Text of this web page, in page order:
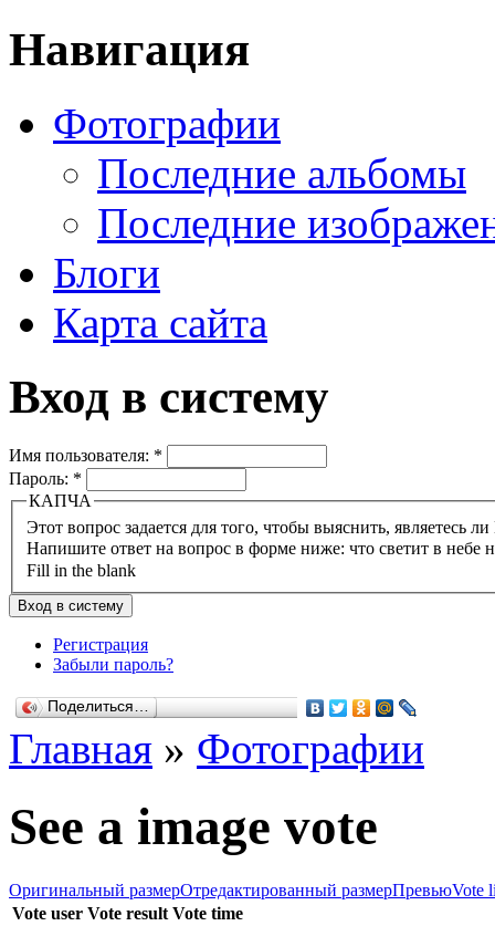
Навигация
Фотографии
Последние альбомы
Последние
Блоги
Карта сайта
Вход в систему
Имя пользователя: *
Пароль: *
КАПЧА
Напишите ответ на вопрос в форме ниже: что светит в небе
Fill in the blank
Регистрация
Забыли пароль?
Поделиться…
Главная » Фотографии
See a image vote
Оригинальный размерОтредактированный размерПревьюVote
Vote user Vote result Vote time